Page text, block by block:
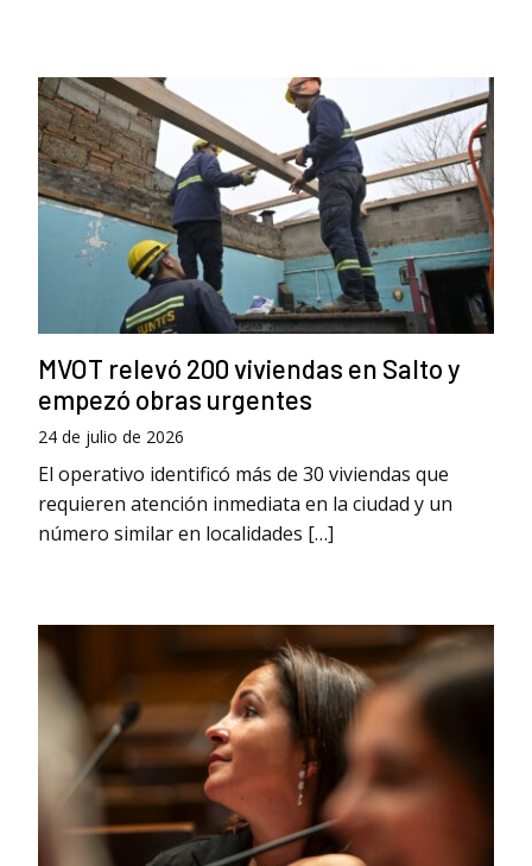
MVOT relevó 200 viviendas en Salto y
empezó obras urgentes
24 de julio de 2026
El operativo identificó más de 30 viviendas que
requieren atención inmediata en la ciudad y un
número similar en localidades […]